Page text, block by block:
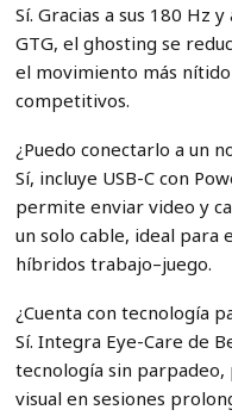
Sí. Gracias a sus 180 Hz
GTG, el ghosting se
el movimiento más
competitivos.
¿Puedo conectarlo a un
Sí, incluye USB-C con
permite enviar video y
un solo cable, ideal para
híbridos trabajo–juego.
¿Cuenta con tecnología
Sí. Integra Eye-Care de
tecnología sin
visual en sesiones